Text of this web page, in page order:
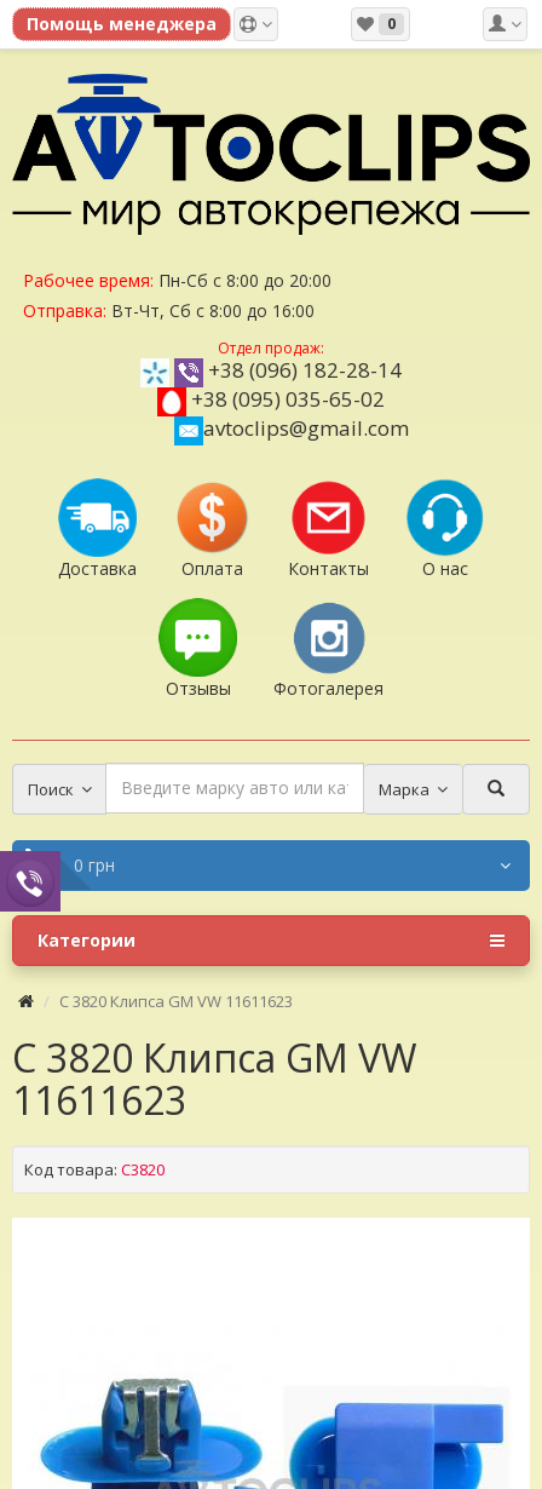
0
Рабочее время: Пн-Сб с 8:00 до 20:00
Отправка: Вт-Чт, Сб с 8:00 до 16:00
Отдел продаж:
+38 (096) 182-28-14
+38 (095) 035-65-02
avtoclips@gmail.com
Доставка Оплата Контакты О нас
Отзывы Фотогалерея
Поиск Марка
0 грн
Категории
C 3820 Клипса GM VW 11611623
C 3820 Клипса GM VW
11611623
Код товара: C3820